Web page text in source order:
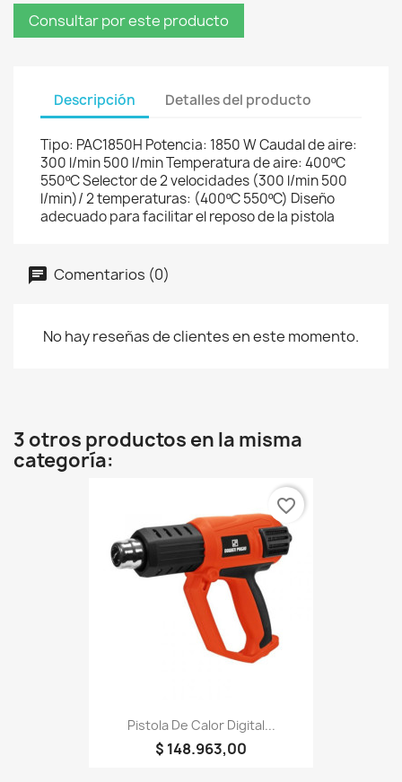
Consultar por este producto
Descripción Detalles del producto
Tipo: PAC1850H Potencia: 1850 W Caudal de aire:
300 l/min 500 l/min Temperatura de aire: 400ºC
550ºC Selector de 2 velocidades (300 l/min 500
l/min)/ 2 temperaturas: (400ºC 550ºC) Diseño
adecuado para facilitar el reposo de la pistola
Comentarios (0)
No hay reseñas de clientes en este momento.
3 otros productos en la misma
categoría:
Pistola De Calor Digital...
$ 148.963,00
favorite_border